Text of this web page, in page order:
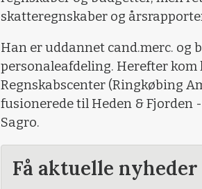
skatteregnskaber og
Han er uddannet cand.merc. og
personaleafdeling. Herefter kom
Regnskabscenter (Ringkøbing
fusionerede til Heden & Fjorden
Sagro.
Få aktuelle